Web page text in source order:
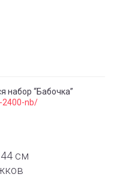
набор “Бабочка”
2400-nb/
см